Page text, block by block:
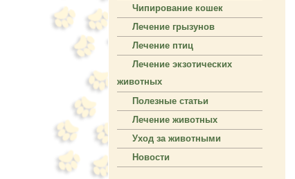
Чипирование кошек
Лечение грызунов
Лечение птиц
Лечение экзотических
животных
Полезные статьи
Лечение животных
Уход за животными
Новости